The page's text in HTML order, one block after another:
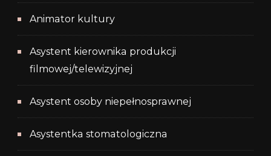
Animator kultury
Asystent kierownika produkcji
filmowej/telewizyjnej
Asystent osoby niepełnosprawnej
Asystentka stomatologiczna